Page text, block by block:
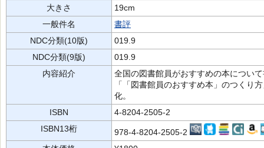
大きさ
19cm
一般件名
書評
NDC分類(10版)
019.9
NDC分類(9版)
019.9
内容紹介
全国の図書館員がおすすめの本につい
「「図書館員のおすすめ本」のつくり
化。
ISBN
4-8204-2505-2
ISBN13桁
978-4-8204-2505-2